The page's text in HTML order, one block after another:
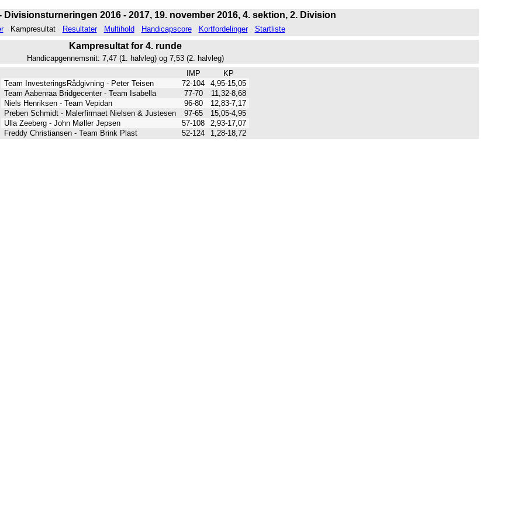
2016 - 2017, 19. november 2016, 4. sektion, 2. Division
Kampresultat Resultater Multihold Handicapscore Kortfordelinger Startliste
Kampresultat for 4. runde
Handicapgennemsnit: 7,47 (1. halvleg) og 7,53 (2. halvleg)
IMP
KP
Team InvesteringsRådgivning - Peter Teisen
72-104
4,95-15,05
Team Aabenraa Bridgecenter - Team Isabella
77-70
11,32-8,68
Niels Henriksen - Team Vepidan
96-80
12,83-7,17
Preben Schmidt - Malerfirmaet Nielsen & Justesen
97-65
15,05-4,95
Ulla Zeeberg - John Møller Jepsen
57-108
2,93-17,07
Freddy Christiansen - Team Brink Plast
52-124 1,28-18,72